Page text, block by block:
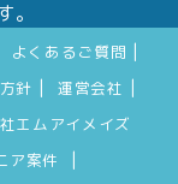
。
よくあるご質問
針 運営会社
エムアイメイズ
ア案件